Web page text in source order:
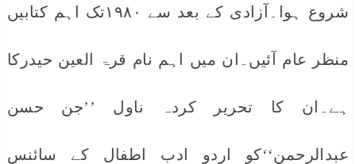
شروع ہوا۔آزادی کے بعد سے ۱۹۸۰تک اہم کتابیں
منظر عام آئیں۔ان میں اہم نام قرۃ العین حیدرکا
ہے۔ان کا تحریر کردہ ناول ’’جن حسن
عبدالرحمن‘‘کو اردو ادب اطفال کے سائنس